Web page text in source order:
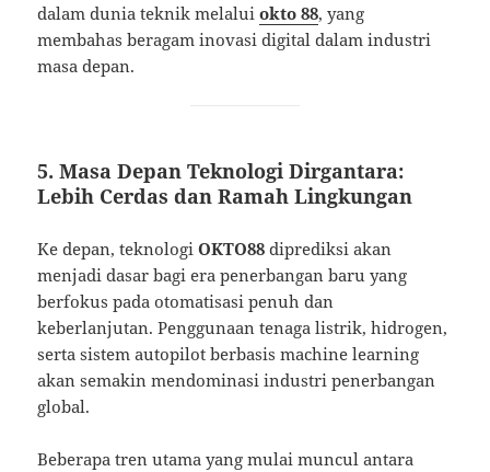
dalam dunia teknik melaluiokto 88, yang
membahas beragam inovasi digital dalam industri
masa depan.
5. Masa Depan Teknologi Dirgantara:
Lebih Cerdas dan Ramah Lingkungan
Ke depan, teknologiOKTO88 diprediksi akan
menjadi dasar bagi era penerbangan baru yang
berfokus pada otomatisasi penuh dan
keberlanjutan. Penggunaan tenaga listrik, hidrogen,
serta sistem autopilot berbasis machine learning
akan semakin mendominasi industri penerbangan
global.
Beberapa tren utama yang mulai muncul antara